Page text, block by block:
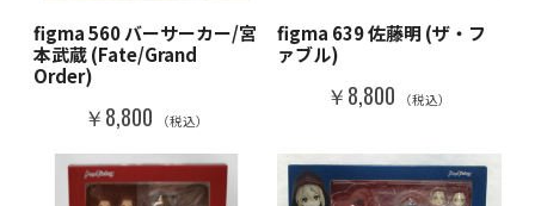
figma 560 バーサーカー/宮
本武蔵 (Fate/Grand
Order)
￥8,800 （税込）
figma 639 佐藤明 (ザ・フ
ァブル)
￥8,800 （税込）